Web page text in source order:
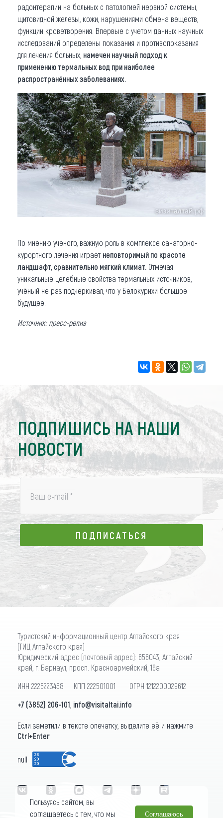
радонтерапии на больных с патологией нервной системы,
щитовидной железы, кожи, нарушениями обмена веществ,
функции кроветворения. Впервые с учетом данных научных
исследований определены показания и противопоказания
для лечения больных, намечен научный подход к
применению термальных вод при наиболее
распространённых заболеваниях.
По мнению ученого, важную роль в комплексе санаторно-
курортного лечения играет неповторимый по красоте
ландшафт, сравнительно мягкий климат. Отмечая
уникальные целебные свойства термальных источников,
учёный не раз подчёркивал, что у Белокурихи большое
будущее.
Источник: пресс-релиз
ПОДПИШИСЬ НА НАШИ
НОВОСТИ
Ваш e-mail *
ПОДПИСАТЬСЯ
ПОДПИСАТЬСЯ
Туристский информационный центр Алтайского края
(ТИЦ Алтайского края)
Юридический адрес (почтовый адрес): 656043, Алтайский
край, г. Барнаул, просп. Красноармейский, 16а
ИНН 2225223458 КПП 222501001 ОГРН 1212200029612
+7 (3852) 206-101 info@visitaltai.info
Если заметили в тексте опечатку, выделите её и нажмите
Ctrl+Enter
null
Пользуясь сайтом, вы
соглашаетесь с тем, что мы
Соглашаюсь